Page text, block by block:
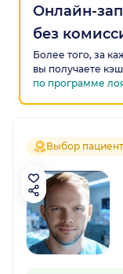
Онлайн-
без
Более того, за
вы получаете
по программе
Выбор